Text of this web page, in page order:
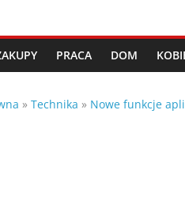
PRACA DOM
» Technika » Nowe funkcje